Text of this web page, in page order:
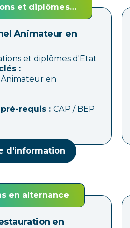
et diplômes
d'Etat
Animateur en
et diplômes d'Etat
:
en
requis : CAP / BEP
d'information
en alternance
en